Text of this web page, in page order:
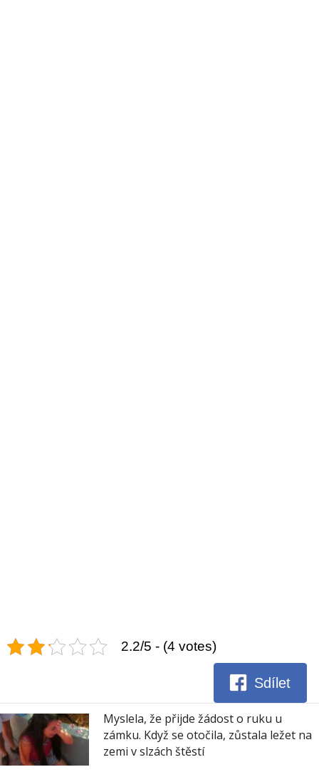
2.2/5 - (4 votes)
Sdílet
Myslela, že přijde žádost o ruku u
zámku. Když se otočila, zůstala ležet na
zemi v slzách štěstí